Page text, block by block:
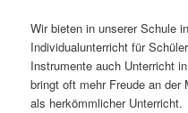
Wir bieten in unserer Schule
Individualunterricht für
Instrumente auch Unterricht
bringt oft mehr Freude an
als herkömmlicher Unterricht.